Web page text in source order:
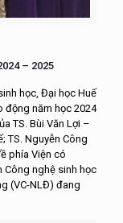
– 2025
học, Đại học Huế
động năm học 2024
TS. Bùi Văn Lợi –
TS. Nguyễn Công
phía Viện có
Công nghệ sinh học
(VC-NLĐ) đang